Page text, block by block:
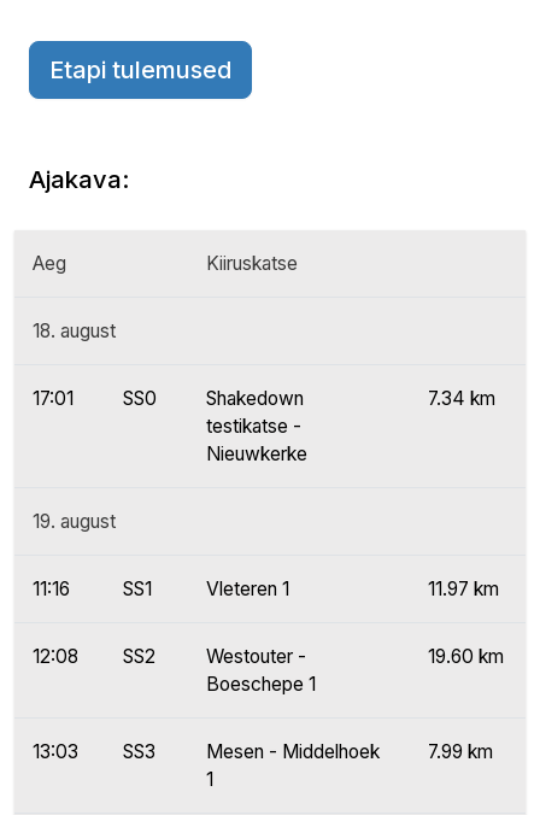
Etapi tulemused
Ajakava:
Aeg Kiiruskatse
18. august
17:01 SS0
Shakedown
testikatse -
Nieuwkerke
7.34 km
19. august
11:16 SS1 Vleteren 1 11.97 km
12:08 SS2
Westouter -
Boeschepe 1
19.60 km
13:03 SS3
Mesen - Middelhoek
1
7.99 km